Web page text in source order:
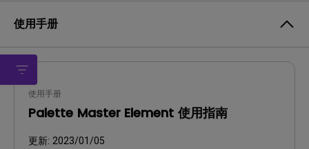
使用手册
使用手册
Palette Master Element 使用指南
更新: 2023/01/05